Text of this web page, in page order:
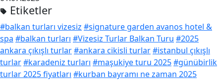
Etiketler
#balkan turları vizesiz #signature garden avanos hotel &
spa #balkan turları #Vizesiz Turlar Balkan Turu #2025
ankara çıkışlı turlar#ankara cikisli turlar#istanbul çıkışlı
turlar#karadeniz turları #maşukiye turu 2025#günübirlik
turlar 2025 fiyatları #kurban bayramı ne zaman 2025